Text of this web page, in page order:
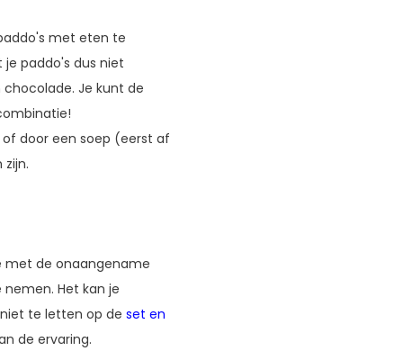
met eten te
je paddo's dus niet
Je kunt de
door een soep (eerst af
met de onaangename
Het kan je
niet te letten op deset en
de ervaring.